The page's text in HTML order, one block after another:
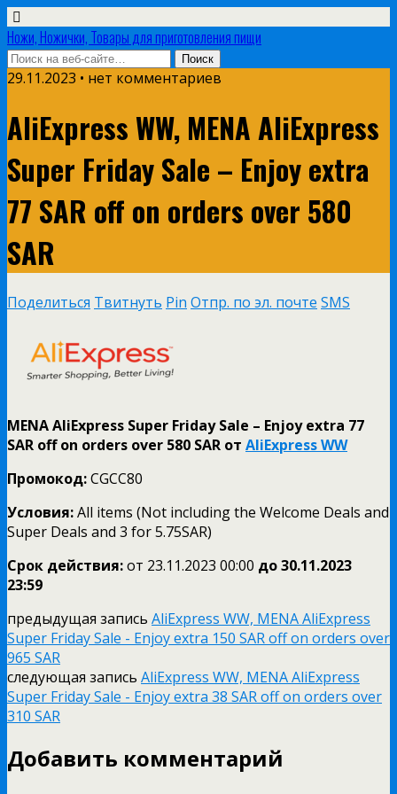
Ножи, Ножички, Товары для приготовления пищи
29.11.2023 • нет комментариев
AliExpress WW, MENA AliExpress
Super Friday Sale – Enjoy extra
77 SAR off on orders over 580
SAR
Поделиться Твитнуть Pin Отпр. по эл. почте SMS
MENA AliExpress Super Friday Sale – Enjoy extra 77
SAR off on orders over 580 SAR от AliExpress WW
Промокод:CGCC80
Условия:All items (Not including the Welcome Deals and
Super Deals and 3 for 5.75SAR)
Срок действия:от 23.11.2023 00:00 до 30.11.2023
23:59
предыдущая запись AliExpress WW, MENA AliExpress
Super Friday Sale - Enjoy extra 150 SAR off on orders over
965 SAR
следующая запись AliExpress WW, MENA AliExpress
Super Friday Sale - Enjoy extra 38 SAR off on orders over
310 SAR
Добавить комментарий